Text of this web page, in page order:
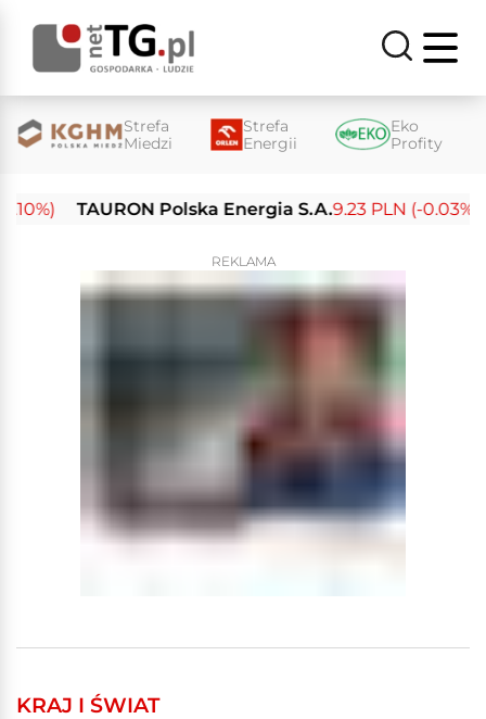
Strefa
Miedzi
Strefa
Energii
Eko
Profity
TAURON Polska Energia S.A. 9.23 PLN (-0.03%)
REKLAMA
KRAJ I ŚWIAT